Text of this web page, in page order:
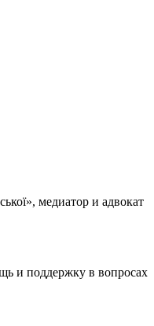
медиатор и адвокат
и поддержку в вопросах